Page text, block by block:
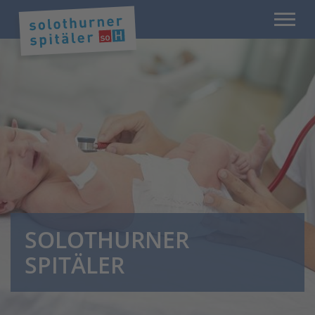
SOLOTHURNER
SPITÄLER